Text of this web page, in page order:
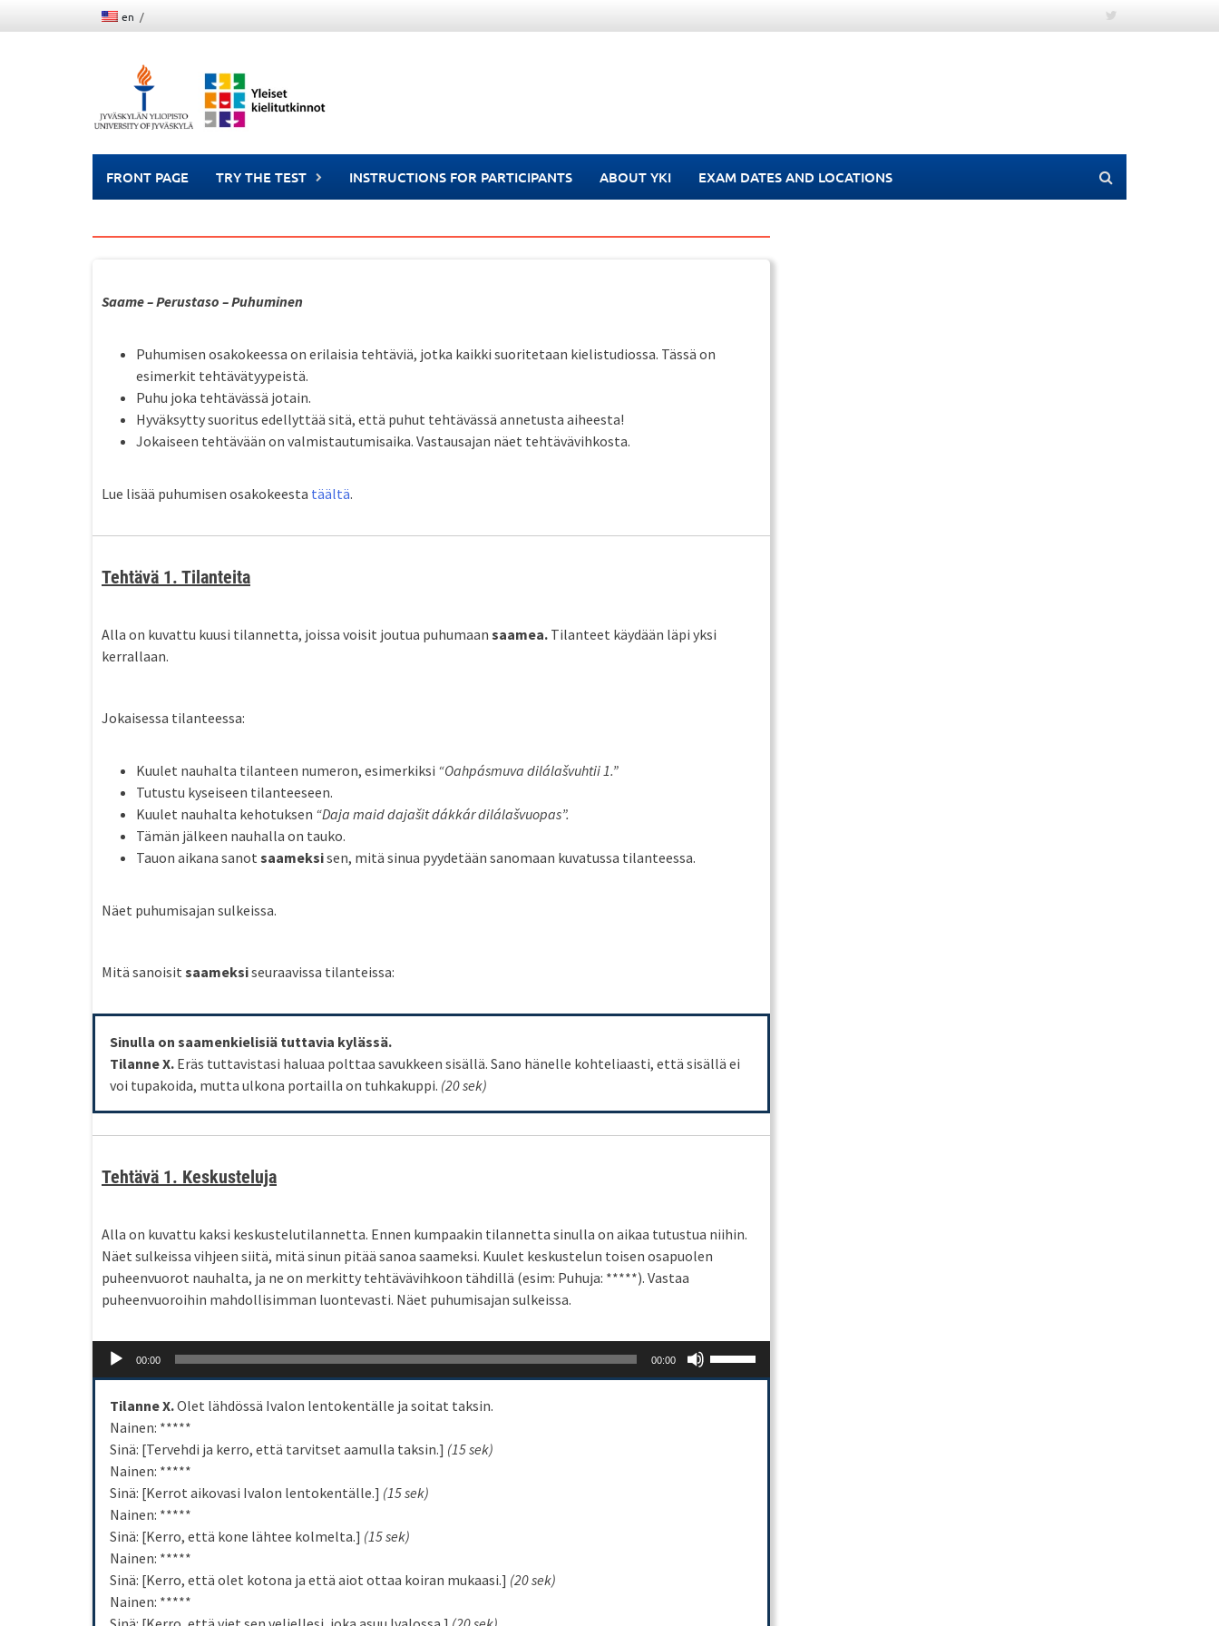
to
en
FRONT PAGE TRY THE TEST INSTRUCTIONS FOR PARTICIPANTS ABOUT YKI EXAM DATES AND LOCATIONS
Saame – Perustaso – Puhuminen
Puhumisen osakokeessa on erilaisia tehtäviä, jotka kaikki suoritetaan kielistudiossa. Tässä on
esimerkit tehtävätyypeistä.
Puhu joka tehtävässä jotain.
Hyväksytty suoritus edellyttää sitä, että puhut tehtävässä annetusta aiheesta!
Jokaiseen tehtävään on valmistautumisaika. Vastausajan näet tehtävävihkosta.
Lue lisää puhumisen osakokeesta täältä.
Tehtävä 1. Tilanteita
Alla on kuvattu kuusi tilannetta, joissa voisit joutua puhumaan saamea. Tilanteet käydään läpi yksi
kerrallaan.
Jokaisessa tilanteessa:
Kuulet nauhalta tilanteen numeron, esimerkiksi “Oahpásmuva dilálašvuhtii 1.”
Tutustu kyseiseen tilanteeseen.
Kuulet nauhalta kehotuksen “Daja maid dajašit dákkár dilálašvuopas”.
Tämän jälkeen nauhalla on tauko.
Tauon aikana sanot saameksisen, mitä sinua pyydetään sanomaan kuvatussa tilanteessa.
Näet puhumisajan sulkeissa.
Mitä sanoisit saameksiseuraavissa tilanteissa:
Sinulla on saamenkielisiä tuttavia kylässä.
Tilanne X. Eräs tuttavistasi haluaa polttaa savukkeen sisällä. Sano hänelle kohteliaasti, että sisällä ei
voi tupakoida, mutta ulkona portailla on tuhkakuppi. (20 sek)
Tehtävä 1. Keskusteluja
Alla on kuvattu kaksi keskustelutilannetta. Ennen kumpaakin tilannetta sinulla on aikaa tutustua niihin.
Näet sulkeissa vihjeen siitä, mitä sinun pitää sanoa saameksi. Kuulet keskustelun toisen osapuolen
puheenvuorot nauhalta, ja ne on merkitty tehtävävihkoon tähdillä (esim: Puhuja: *****). Vastaa
puheenvuoroihin mahdollisimman luontevasti. Näet puhumisajan sulkeissa.
Audio
Player
00:00 00:00
Tilanne X.Olet lähdössä Ivalon lentokentälle ja soitat taksin.
Nainen: *****
Sinä: [Tervehdi ja kerro, että tarvitset aamulla taksin.] (15 sek)
Nainen: *****
Sinä: [Kerrot aikovasi Ivalon lentokentälle.] (15 sek)
Nainen: *****
Sinä: [Kerro, että kone lähtee kolmelta.] (15 sek)
Nainen: *****
Sinä: [Kerro, että olet kotona ja että aiot ottaa koiran mukaasi.] (20 sek)
Nainen: *****